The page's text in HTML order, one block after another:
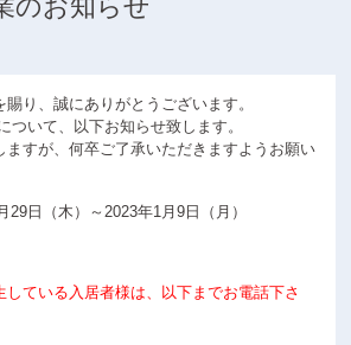
のお知らせ
り、誠にありがとうございます。
ついて、以下お知らせ致します。
ますが、何卒ご了承いただきますようお願い
29日（木）～2023年1月9日（月）
している入居者様は、以下までお電話下さ